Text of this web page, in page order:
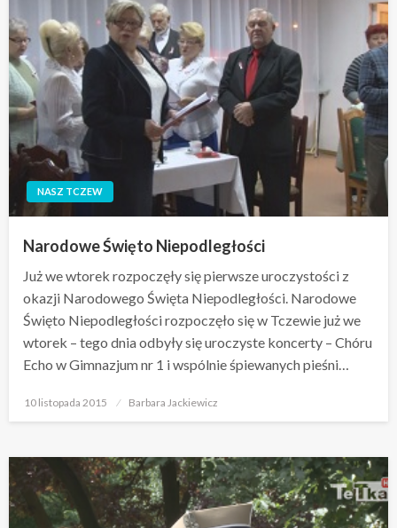
NASZ TCZEW
Narodowe Święto Niepodległości
Już we wtorek rozpoczęły się pierwsze uroczystości z
okazji Narodowego Święta Niepodległości. Narodowe
Święto Niepodległości rozpoczęło się w Tczewie już we
wtorek – tego dnia odbyły się uroczyste koncerty – Chóru
Echo w Gimnazjum nr 1 i wspólnie śpiewanych pieśni…
Opublikowane
10 listopada 2015 Barbara Jackiewicz